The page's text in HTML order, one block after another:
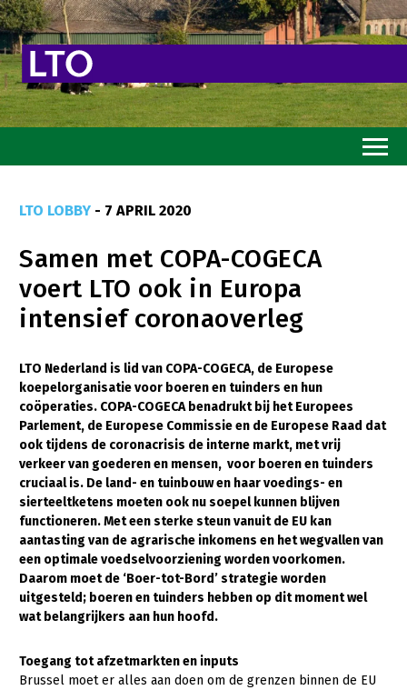
Goed eten
Mooi groen
Sterk ondernemerschap
Transitiepaden
Thema’s
Gezonde planten
Gezonde dieren
Natuur, klimaat en energie
Bodem en water
Platteland en omgeving
Mens, ondernemerschap en onderwijs
Sectoren
LTO LOBBY - 7 APRIL 2020
Samen met COPA-COGECA
voert LTO ook in Europa
intensief coronaoverleg
LTO Nederland is lid van COPA-COGECA, de Europese
koepelorganisatie voor boeren en tuinders en hun
coöperaties. COPA-COGECA benadrukt bij het Europees
Parlement, de Europese Commissie en de Europese Raad dat
ook tijdens de coronacrisis de interne markt, met vrij
verkeer van goederen en mensen, voor boeren en tuinders
cruciaal is. De land- en tuinbouw en haarvoedings- en
sierteeltketens moeten ook nu soepel kunnen blijven
functioneren. Met een sterke steun vanuit de EU kan
aantasting van de agrarische inkomens en het wegvallen van
een optimale voedselvoorziening worden voorkomen.
Daarom moet de ‘Boer-tot-Bord’ strategie worden
uitgesteld; boeren en tuinders hebben op dit moment wel
wat belangrijkers aan hun hoofd.
Toegang tot afzetmarkten en inputs
Brussel moet er alles aan doen om de grenzen binnen de EU